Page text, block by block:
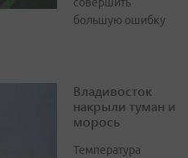
совершить
большую ошибку
Владивосток
накрыли туман и
морось
Температура